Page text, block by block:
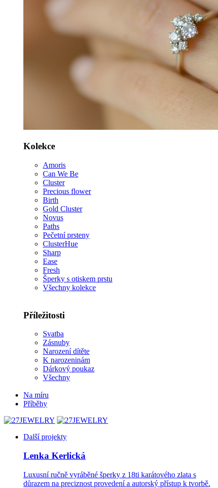
Kolekce
Amoris
Can We Be
Cluster
Precious flower
Birth
Gold Cluster
Novus
Paths
Pečetní prsteny
ClusterHue
Sharp
Ease
Fresh
Šperky s otiskem prstu
Všechny kolekce
Příležitosti
Svatba
Zásnuby
Narození dítěte
K narozeninám
Dárkový poukaz
Všechny
Na míru
Příběhy
Další projekty
Lenka Kerlická
Luxusní ručně vyráběné šperky z 18ti karátového zlata s
důrazem na preciznost provedení a autorský přístup k tvorbě.